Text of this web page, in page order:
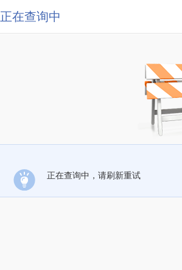
正在查询中
正在查询中，请刷新重试